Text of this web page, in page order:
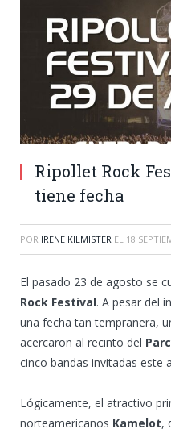
Ripollet Rock
tiene fecha
POR IRENE KILMISTER EL 18
El pasado 23 de agosto se
Rock Festival. A pesar del
una fecha tan tempranera,
acercaron al recinto del
cinco bandas invitadas este
Lógicamente, el atractivo
norteamericanos Kamelot,